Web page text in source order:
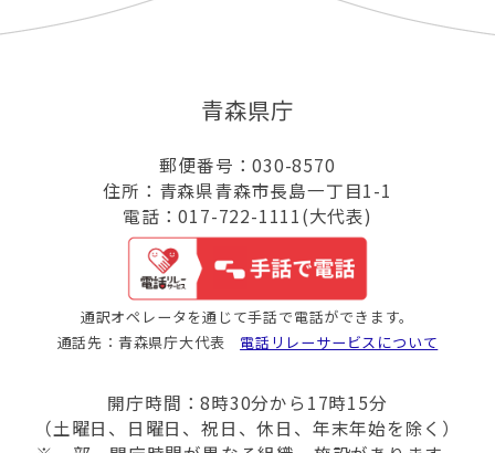
青森県庁
郵便番号：030-8570
住所：青森県青森市長島一丁目1-1
電話：017-722-1111(大代表)
通訳オペレータを通じて手話で電話ができます。
通話先：青森県庁大代表 電話リレーサービスについて
開庁時間：8時30分から17時15分
（土曜日、日曜日、祝日、休日、年末年始を除く）